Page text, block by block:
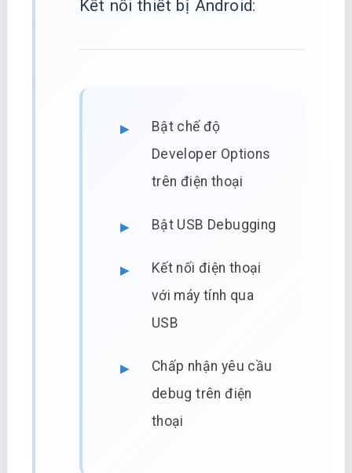
Kết nối thiết bị Android:
Bật chế độ
Developer Options
trên điện thoại
Bật USB Debugging
Kết nối điện thoại
với máy tính qua
USB
Chấp nhận yêu cầu
debug trên điện
thoại